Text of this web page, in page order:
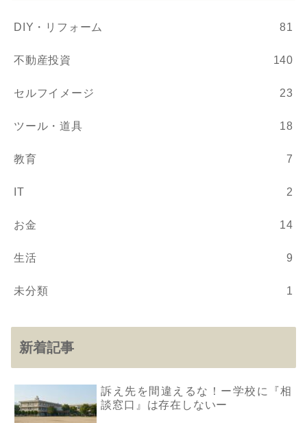
DIY・リフォーム 81
不動産投資 140
セルフイメージ 23
ツール・道具 18
教育 7
IT 2
お金 14
生活 9
未分類 1
新着記事
訴え先を間違えるな！ー学校に『相
談窓口』は存在しないー